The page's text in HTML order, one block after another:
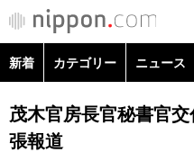
新着 カテゴリー ニュース
政治・外交
経済・ビジネス
茂木官房長官秘書官
張報道